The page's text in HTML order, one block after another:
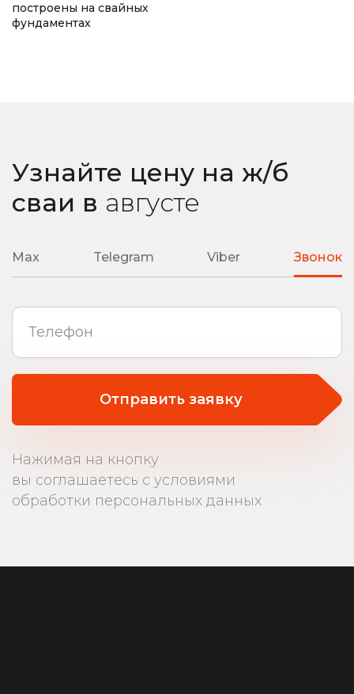
подбор необходимой глубины ввинчивания
построены на свайных
фундаментах
Узнайте цену на ж/б
сваи в августе
Max Telegram Viber Звонок
Отправить заявку
Нажимая на кнопку
вы соглашаетесь с условиями
обработки персональных данных